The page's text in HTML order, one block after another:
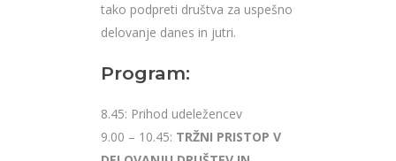
tako podpreti društva za uspešno
delovanje danes in jutri.
Program:
8.45: Prihod udeležencev
9.00 – 10.45: TRŽNI PRISTOP V